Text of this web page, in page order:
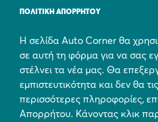
ΠΟΛΙΤΙΚΗ ΑΠΟΡΡΗΤΟΥ
Η σελίδα Auto Corner θα
σε αυτή τη φόρμα για να σας
στέλνει τα νέα μας. Θα
εμπιστευτικότητα και δεν θα
περισσότερες πληροφορίες,
Απορρήτου. Κάνοντας κλικ